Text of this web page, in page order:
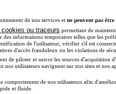
de nos services et ne peuvent pas être
ou traceurs permettant de
informations temporaires telles que les
de l'utilisateur, vérifier s'il est
d'accès frauduleux ou les violations de
de piloter et suivre les sources d'acquisition
nos utilisateurs naviguent sur nos sites et nos
comportement de nos utilisateurs afin
et fluide.